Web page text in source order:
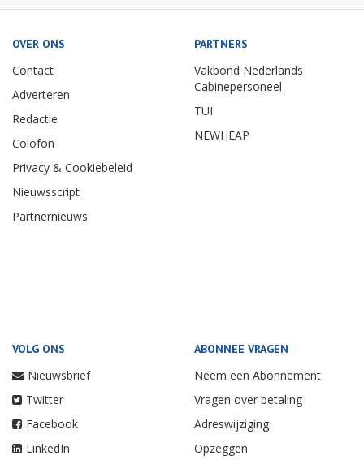
OVER ONS
Contact
Adverteren
Redactie
Colofon
Privacy & Cookiebeleid
Nieuwsscript
Partnernieuws
PARTNERS
Vakbond Nederlands
Cabinepersoneel
TUI
NEWHEAP
VOLG ONS
Nieuwsbrief
Twitter
Facebook
LinkedIn
ABONNEE VRAGEN
Neem een Abonnement
Vragen over betaling
Adreswijziging
Opzeggen